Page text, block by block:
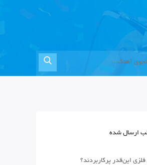
ارسال شده
این‌قدر پرکاربردند؟